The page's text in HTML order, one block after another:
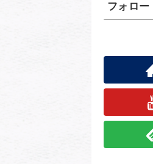
フォロー